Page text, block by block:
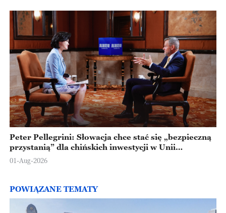
Peter Pellegrini: Słowacja chce stać się „bezpieczną
przystanią” dla chińskich inwestycji w Unii
Europejskiej
01-Aug-2026
POWIĄZANE TEMATY